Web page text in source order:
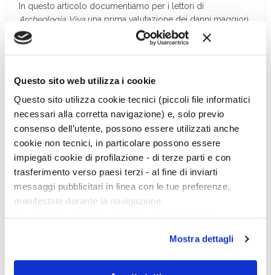
Questo sito web utilizza i cookie
Questo sito utilizza cookie tecnici (piccoli file informatici
necessari alla corretta navigazione) e, solo previo
consenso dell’utente, possono essere utilizzati anche
cookie non tecnici, in particolare possono essere
impiegati cookie di profilazione - di terze parti e con
trasferimento verso paesi terzi - al fine di inviarti
messaggi pubblicitari in linea con le tue preferenze,
manifestate durante la navigazione.
scelte privacy sui cookie, ti invitiamo a prendere visione
dell’informativa cookie.
Mostra dettagli
In questo articolo documentiamo per i lettori di
Archeologia Viva una prima valutazione dei danni maggiori,
al tempo stesso delineando sommariamente alcune linee
di intervento e recupero all’interno di un programma di
Damasco (DGAM).
Continua a leggere sulla rivista